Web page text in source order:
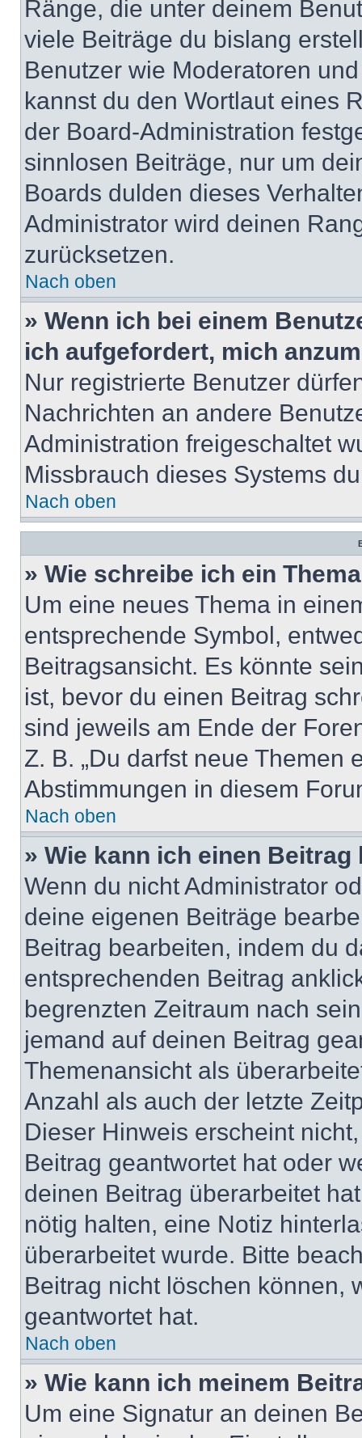
Ränge, die unter deinem
viele Beiträge du bislang
Benutzer wie Moderatoren
kannst du den Wortlaut eines
der Board-Administration
sinnlosen Beiträge, nur um
Boards dulden dieses
Administrator wird deinen
zurücksetzen.
Nach oben
» Wenn ich bei einem
ich aufgefordert, mich
Nur registrierte Benutzer
Nachrichten an andere
Administration freigeschaltet
Missbrauch dieses Systems
Nach oben
» Wie schreibe ich ein
Um eine neues Thema in
entsprechende Symbol,
Beitragsansicht. Es könnte
ist, bevor du einen Beitrag
sind jeweils am Ende der
Z. B. „Du darfst neue Themen
Abstimmungen in diesem
Nach oben
» Wie kann ich einen
Wenn du nicht Administrator
deine eigenen Beiträge
Beitrag bearbeiten, indem du
entsprechenden Beitrag
begrenzten Zeitraum nach
jemand auf deinen Beitrag
Themenansicht als
Anzahl als auch der letzte
Dieser Hinweis erscheint
Beitrag geantwortet hat oder
deinen Beitrag überarbeitet
nötig halten, eine Notiz
überarbeitet wurde. Bitte
Beitrag nicht löschen können,
geantwortet hat.
Nach oben
» Wie kann ich meinem
Um eine Signatur an deinen